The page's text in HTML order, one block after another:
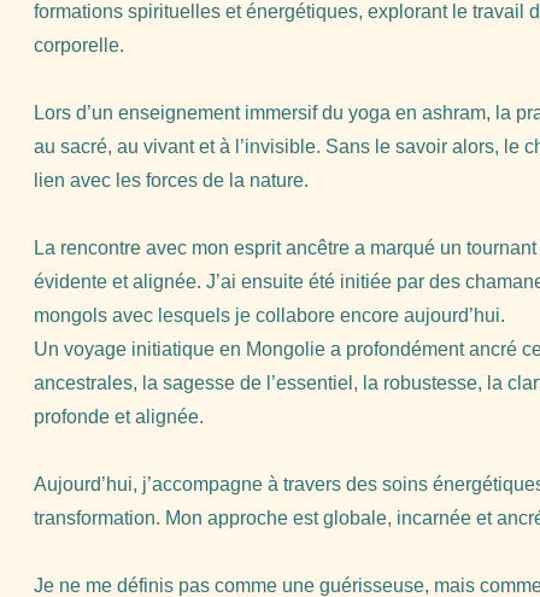
formations spirituelles et énergétiques, explorant le travail
corporelle.
Lors d’un enseignement immersif du yoga en ashram, la
au sacré, au vivant et à l’invisible. Sans le savoir alors, le
lien avec les forces de la nature.
La rencontre avec mon esprit ancêtre a marqué un
évidente et alignée. J’ai ensuite été initiée par des
mongols avec lesquels je collabore encore aujourd’hui.
Un voyage initiatique en Mongolie a profondément ancré
ancestrales, la sagesse de l’essentiel, la robustesse, la
profonde et alignée.
Aujourd’hui, j’accompagne à travers des soins
transformation. Mon approche est globale, incarnée et
Je ne me définis pas comme une guérisseuse, mais